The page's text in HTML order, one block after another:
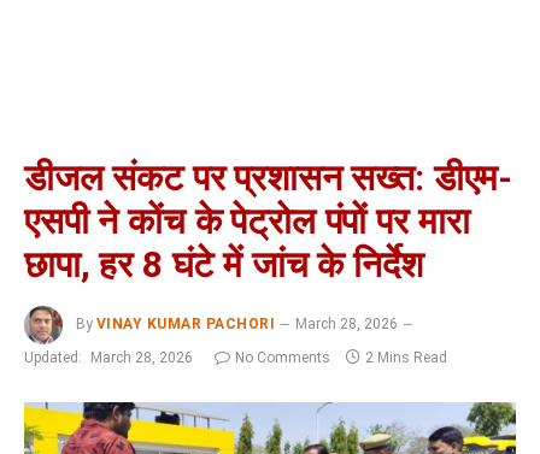
डीजल संकट पर प्रशासन सख्त: डीएम-
एसपी ने कोंच के पेट्रोल पंपों पर मारा
छापा, हर 8 घंटे में जांच के निर्देश
By VINAY KUMAR PACHORI
March 28, 2026
Updated:
March 28, 2026 No Comments 2 Mins Read